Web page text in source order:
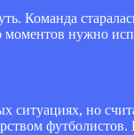
Команда
моментов нужно
ситуациях, но